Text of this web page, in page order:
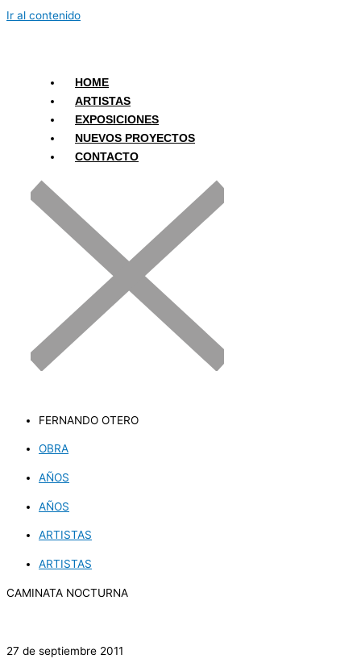
Ir al contenido
HOME
ARTISTAS
EXPOSICIONES
NUEVOS PROYECTOS
CONTACTO
FERNANDO OTERO
OBRA
AÑOS
AÑOS
ARTISTAS
ARTISTAS
CAMINATA NOCTURNA
27 de septiembre 2011